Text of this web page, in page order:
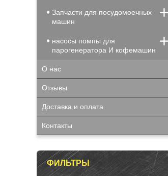
Запчасти для посудомоечных
машин
насосы помпы для
парогенератора И кофемашин
О нас
Отзывы
Доставка и оплата
Контакты
ФИЛЬТРЫ